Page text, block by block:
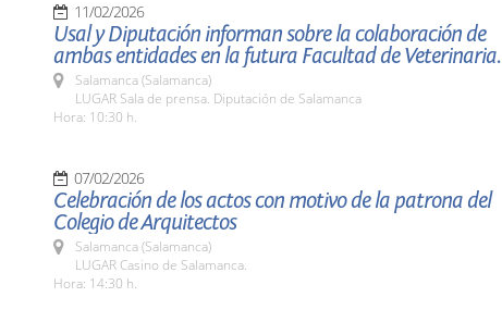
11/02/2026
Usal y Diputación informan sobre la colaboración de
ambas entidades en la futura Facultad de Veterinaria.
Salamanca (Salamanca)
LUGAR Sala de prensa. Diputación de Salamanca
Hora: 10:30 h.
07/02/2026
Celebración de los actos con motivo de la patrona del
Colegio de Arquitectos
Salamanca (Salamanca)
LUGAR Casino de Salamanca.
Hora: 14:30 h.